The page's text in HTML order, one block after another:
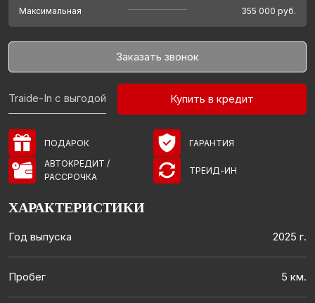
Максимальная
355 000 руб.
Заказать звонок
Traide-In с выгодой Купить в кредит
ПОДАРОК
ГАРАНТИЯ
АВТОКРЕДИТ /
РАССРОЧКА
ТРЕИД-ИН
ХАРАКТЕРИСТИКИ
Год выпуска 2025 г.
Пробег 5 км.